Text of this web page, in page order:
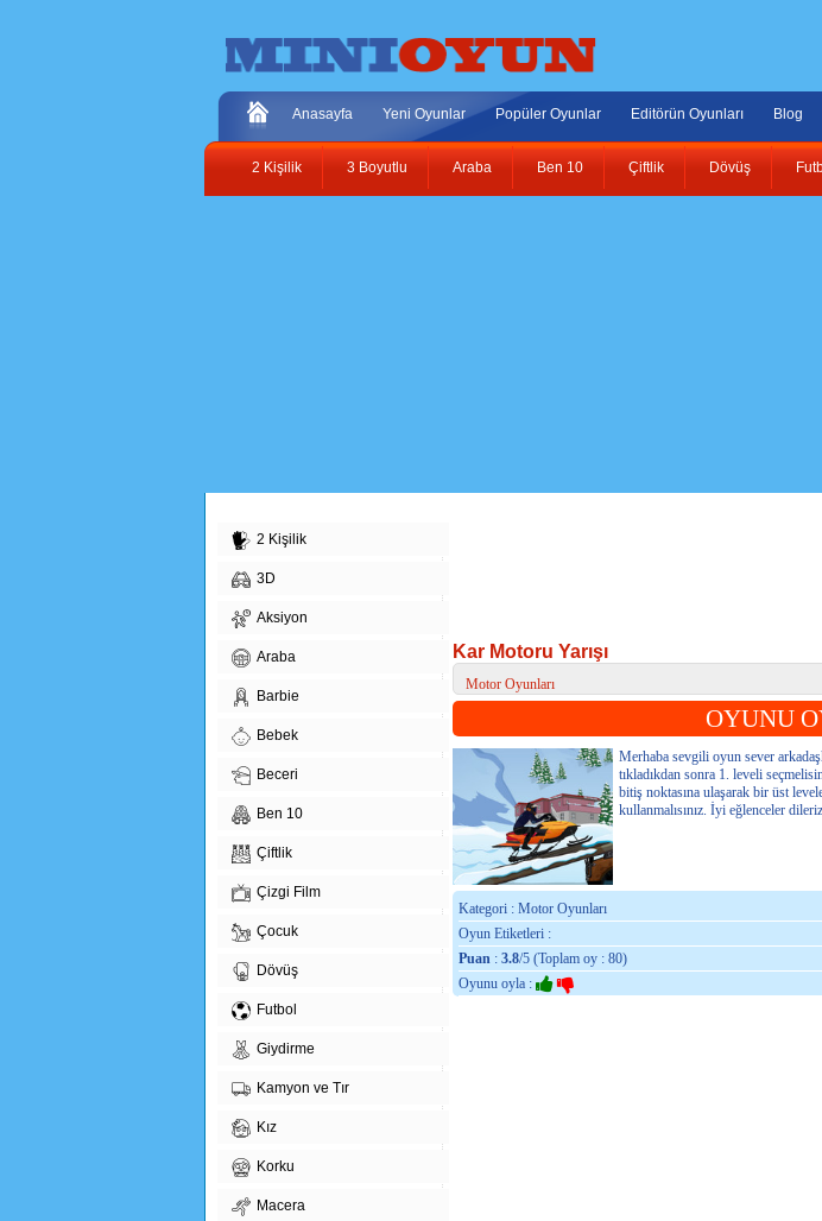
Anasayfa Yeni Oyunlar Popüler Oyunlar Editörün Oyunları Blog
2 Kişilik 3 Boyutlu Araba Ben 10 Çiftlik Dövüş
2 Kişilik
3D
Aksiyon
Araba
Barbie
Bebek
Beceri
Ben 10
Çiftlik
Çizgi Film
Çocuk
Dövüş
Futbol
Giydirme
Kamyon ve Tır
Kız
Korku
Macera
Kar Motoru Yarışı
Motor Oyunları
OYUNU
Merhaba sevgili oyun sever
tıkladıkdan sonra 1. leveli
bitiş noktasına ulaşarak bir üst
kullanmalısınız. İyi eğlenceler
Kategori : Motor Oyunları
Oyun Etiketleri :
Puan : 3.8/5 (Toplam oy : 80)
Oyunu oyla :